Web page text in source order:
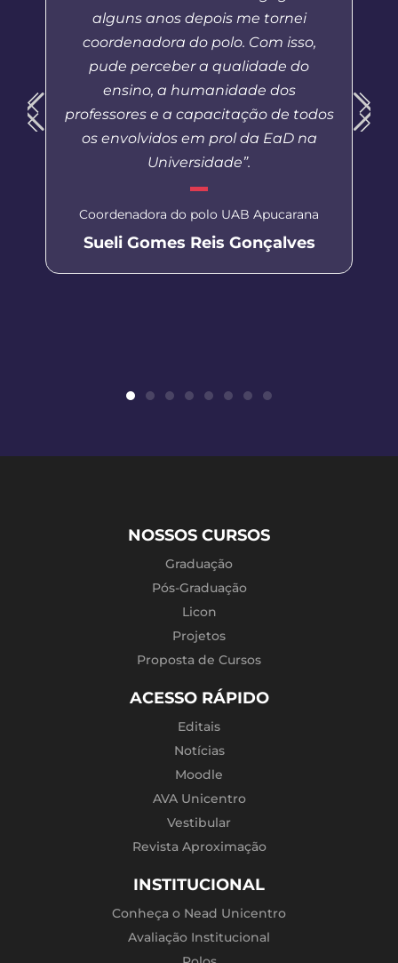
alguns anos depois me tornei
coordenadora do polo. Com isso,
pude perceber a qualidade do
ensino, a humanidade dos
professores e a capacitação de todos
os envolvidos em prol da EaD na
Universidade”.
Coordenadora do polo UAB Apucarana
Sueli Gomes Reis Gonçalves
NOSSOS CURSOS
Graduação
Pós-Graduação
Licon
Projetos
Proposta de Cursos
ACESSO RÁPIDO
Editais
Notícias
Moodle
AVA Unicentro
Vestibular
Revista Aproximação
INSTITUCIONAL
Conheça o Nead Unicentro
Avaliação Institucional